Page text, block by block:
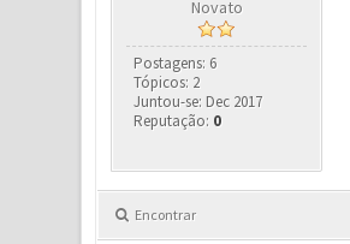
Novato
Postagens: 6
Tópicos: 2
Juntou-se: Dec 2017
Reputação: 0
Encontrar